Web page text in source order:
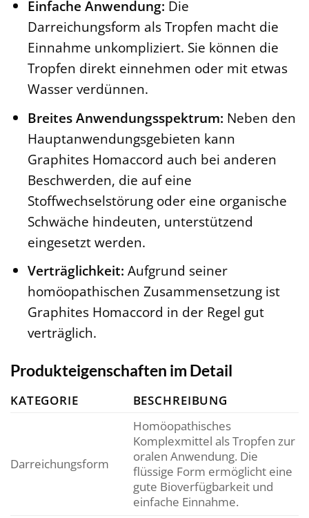
Einfache Anwendung: Die
Darreichungsform als Tropfen macht die
Einnahme unkompliziert. Sie können die
Tropfen direkt einnehmen oder mit etwas
Wasser verdünnen.
Breites Anwendungsspektrum: Neben den
Hauptanwendungsgebieten kann
Graphites Homaccord auch bei anderen
Beschwerden, die auf eine
Stoffwechselstörung oder eine organische
Schwäche hindeuten, unterstützend
eingesetzt werden.
Verträglichkeit: Aufgrund seiner
homöopathischen Zusammensetzung ist
Graphites Homaccord in der Regel gut
verträglich.
Produkteigenschaften im Detail
KATEGORIE BESCHREIBUNG
Darreichungsform
Homöopathisches
Komplexmittel als Tropfen zur
oralen Anwendung. Die
flüssige Form ermöglicht eine
gute Bioverfügbarkeit und
einfache Einnahme.